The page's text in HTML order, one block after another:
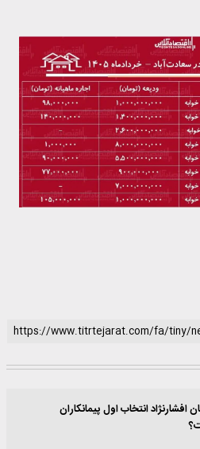
افشارنژاد انتخاب اول پیمانکاران